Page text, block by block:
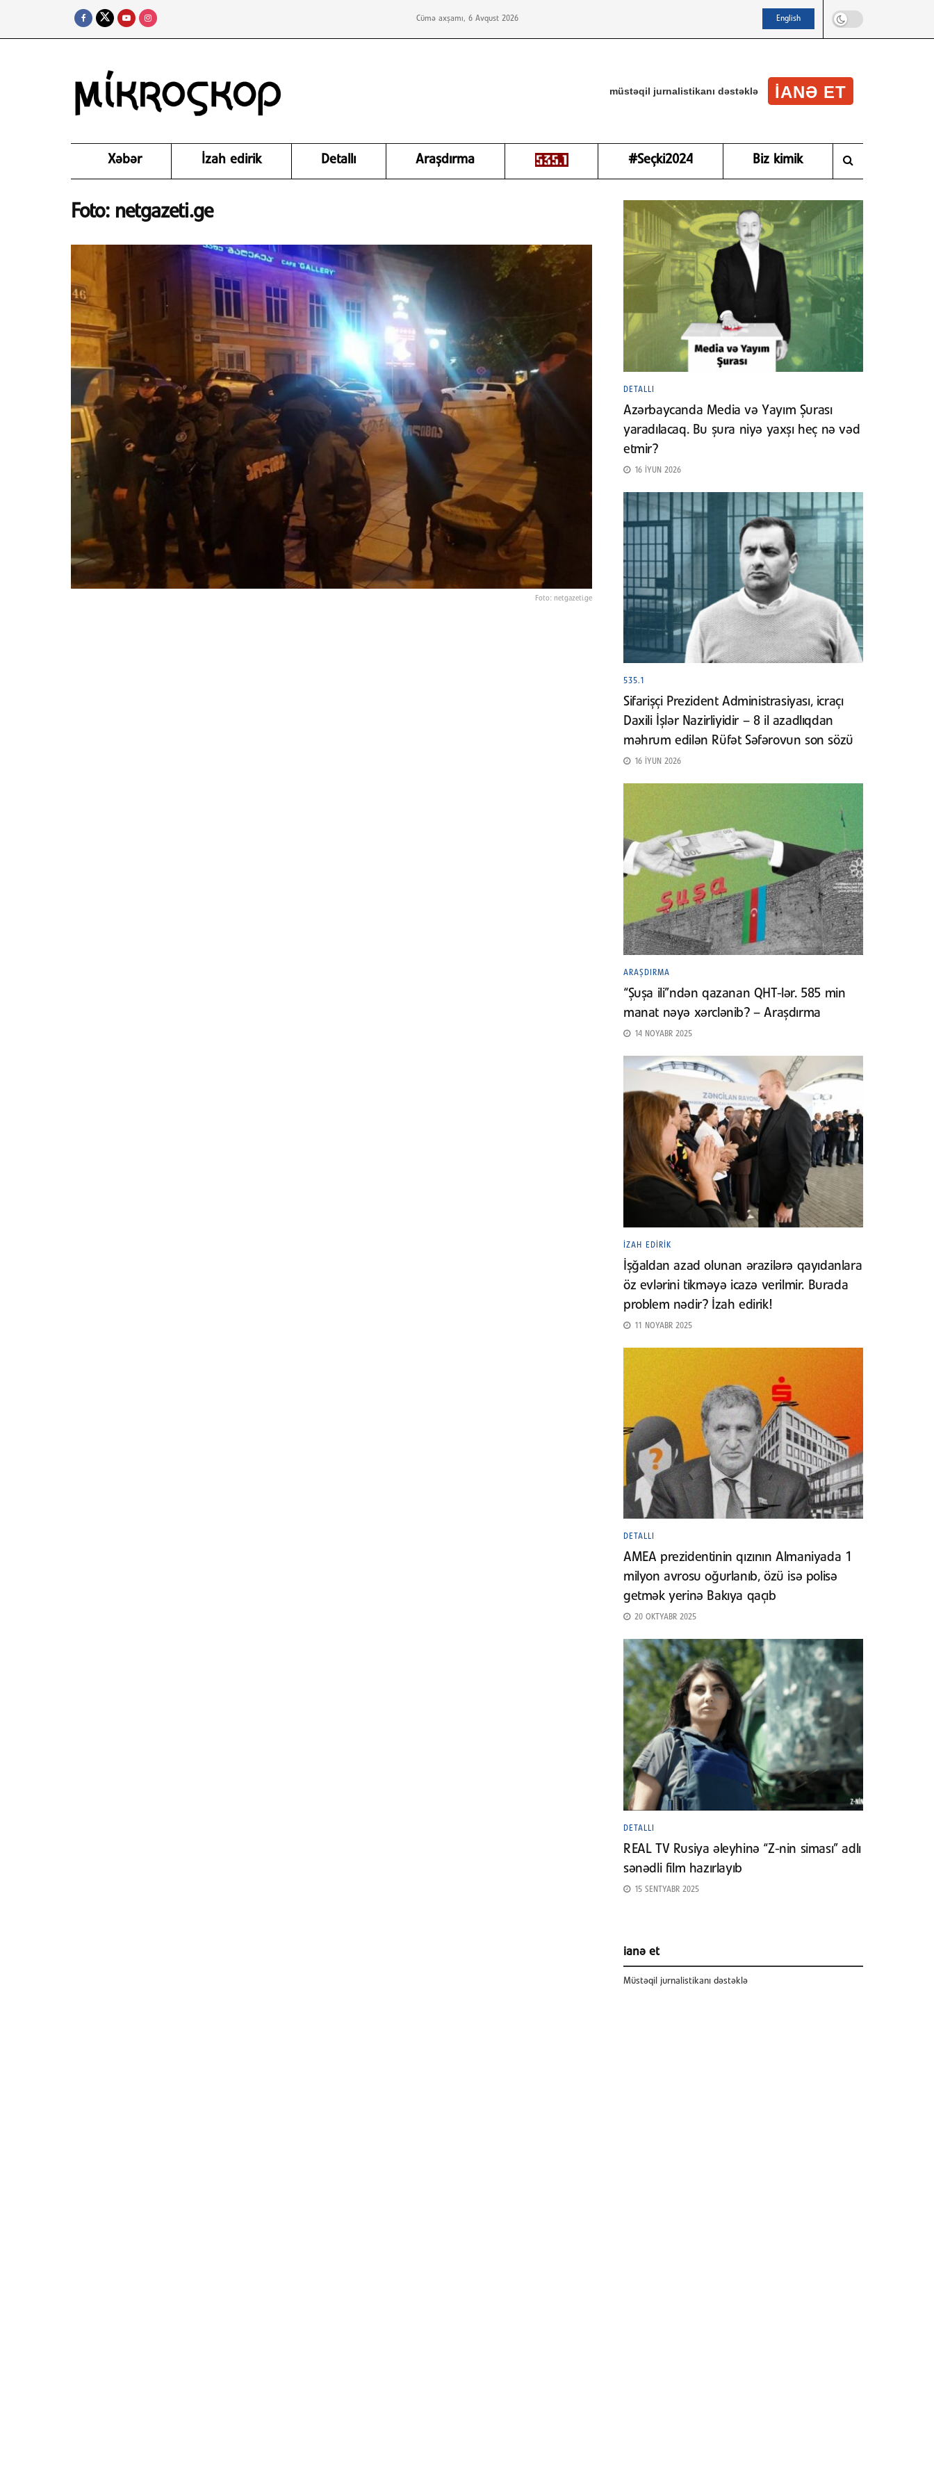
Cümə axşamı, 6 Avqust 2026 English
müstəqil jurnalistikanı dəstəklə IANƏ ET
Xəbər İzah edirik Detallı Araşdırma #Seçki2024 Biz kimik
Foto: netgazeti.ge
Foto: netgazeti.ge
DETALLI
Azərbaycanda Media və Yayım Şurası
yaradılacaq. Bu şura niyə yaxşı heç nə vəd
etmir?
16 İYUN 2026
535.1
Sifarişçi Prezident Administrasiyası, icraçı
Daxili İşlər Nazirliyidir – 8 il azadlıqdan
məhrum edilən Rüfət Səfərovun son sözü
16 İYUN 2026
ARAŞDIRMA
“Şuşa ili”ndən qazanan QHT-lər. 585 min
manat nəyə xərclənib? – Araşdırma
14 NOYABR 2025
İZAH EDIRIK
İşğaldan azad olunan ərazilərə qayıdanlara
öz evlərini tikməyə icazə verilmir. Burada
problem nədir? İzah edirik!
11 NOYABR 2025
DETALLI
AMEA prezidentinin qızının Almaniyada 1
milyon avrosu oğurlanıb, özü isə polisə
getmək yerinə Bakıya qaçıb
20 OKTYABR 2025
DETALLI
REAL TV Rusiya əleyhinə “Z-nin siması” adlı
sənədli film hazırlayıb
15 SENTYABR 2025
ianə et
Müstəqil jurnalistikanı dəstəklə